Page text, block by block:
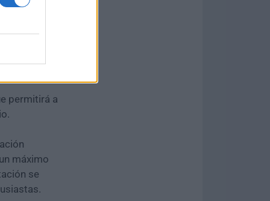
permitirá a
máximo
se